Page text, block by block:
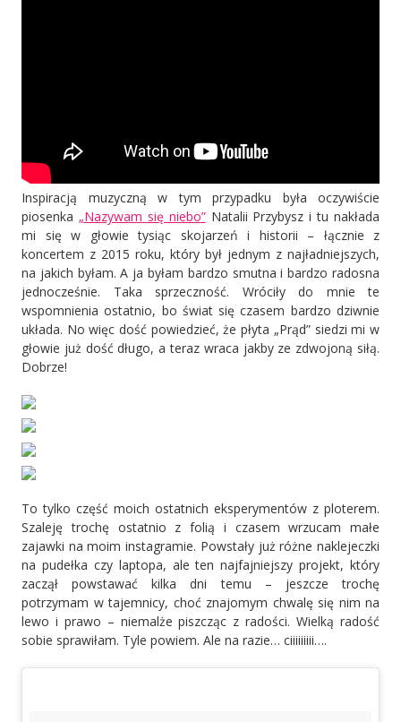
Inspiracją muzyczną w tym przypadku była oczywiście
piosenka „Nazywam się niebo”Natalii Przybysz i tu nakłada
mi się w głowie tysiąc skojarzeń i historii – łącznie z
koncertem z 2015 roku, który był jednym z najładniejszych,
na jakich byłam.A ja byłam bardzo smutna i bardzo radosna
jednocześnie. Taka sprzeczność. Wróciły do mnie te
wspomnienia ostatnio, bo świat się czasem bardzo dziwnie
układa. No więc dość powiedzieć, że płyta „Prąd” siedzi mi w
głowie już dość długo, a teraz wraca jakby ze zdwojoną siłą.
Dobrze!
To tylko część moich ostatnich eksperymentów z ploterem.
Szaleję trochę ostatnio z folią i czasem wrzucam małe
zajawki na moim instagramie. Powstały już różne naklejeczki
na pudełka czy laptopa, ale ten najfajniejszy projekt, który
zaczął powstawać kilka dni temu – jeszcze trochę
potrzymam w tajemnicy, choć znajomym chwalę się nim na
lewo i prawo – niemalże piszcząc z radości. Wielką radość
sobie sprawiłam. Tyle powiem. Ale na razie… ciiiiiiiii….